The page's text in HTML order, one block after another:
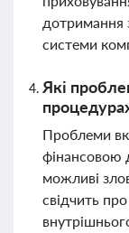
дотримання
системи
Які
Проблеми
фінансовою
можливі
свідчить